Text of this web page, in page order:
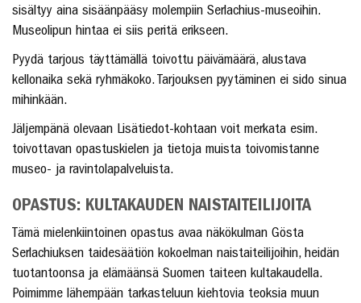
sisältyy aina sisäänpääsy molempiin Serlachius-museoihin.
Museolipun hintaa ei siis peritä erikseen.
Pyydä tarjous täyttämällä toivottu päivämäärä, alustava
kellonaika sekä ryhmäkoko. Tarjouksen pyytäminen ei sido sinua
mihinkään.
Jäljempänä olevaan Lisätiedot-kohtaan voit merkata esim.
toivottavan opastuskielen ja tietoja muista toivomistanne
museo- ja ravintolapalveluista.
OPASTUS: KULTAKAUDEN NAISTAITEILIJOITA
Tämä mielenkiintoinen opastus avaa näkökulman Gösta
Serlachiuksen taidesäätiön kokoelman naistaiteilijoihin, heidän
tuotantoonsa ja elämäänsä Suomen taiteen kultakaudella.
Poimimme lähempään tarkasteluun kiehtovia teoksia muun